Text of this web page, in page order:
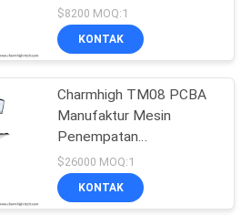
Perakitan PCB SMD Pick
And Place
$8200 MOQ:1
KONTAK
Charmhigh TM08 PCBA
Manufaktur Mesin
Penempatan
Pemasangan Chip SMT
CPK≥1.0
$26000 MOQ:1
KONTAK